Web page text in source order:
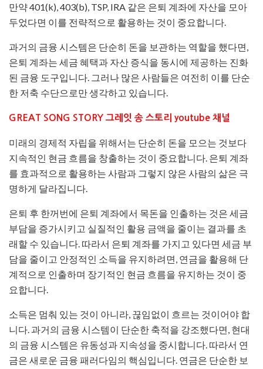
만약 401(k), 403(b), TSP, IRA 같은 은퇴 계좌에 자산을 모아
두었다면 이를 전략적으로 활용하는 것이 중요합니다.
과거의 금융 시스템은 단순히 돈을 보관하는 역할을 했다면,
은퇴 계좌는 세금 혜택과 자산 증식을 동시에 제공하는 진화
된 금융 도구입니다. 그러나 많은 사람들은 여전히 이를 단순
한 저축 수단으로만 생각하고 있습니다.
GREAT SONG STORY 그레잇 송 스토리 youtube 채널
미래의 경제적 자립을 위해서는 단순히 돈을 모으는 것보다
지속적인 현금 흐름을 창출하는 것이 중요합니다. 은퇴 계좌
를 효과적으로 활용하는 사람과 그렇지 않은 사람의 삶은 극
명하게 달라집니다.
은퇴 후 한꺼번에 은퇴 계좌에서 목돈을 인출하는 것은 세금
부담을 증가시키고 실질적인 활용 금액을 줄이는 결과를 초
래할 수 있습니다. 따라서 은퇴 계좌를 가지고 있다면 세금 부
담을 줄이고 안정적인 소득을 유지하려면, 연금을 활용해 단
계적으로 인출하며 장기적인 현금 흐름을 유지하는 것이 중
요합니다.
소득은 멈춰 있는 것이 아니라, 끊임없이 흐르는 것이어야 합
니다. 과거의 금융 시스템이 단순한 축적을 강조했다면, 현대
의 금융 시스템은 유동성과 지속성을 중시합니다. 따라서 연
금은 새로운 금융 패러다임의 핵심입니다. 연금은 단순한 보